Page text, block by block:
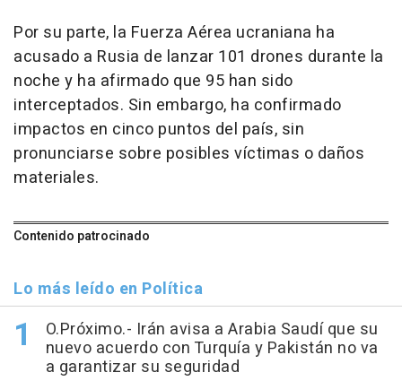
Por su parte, la Fuerza Aérea ucraniana ha
acusado a Rusia de lanzar 101 drones durante la
noche y ha afirmado que 95 han sido
interceptados. Sin embargo, ha confirmado
impactos en cinco puntos del país, sin
pronunciarse sobre posibles víctimas o daños
materiales.
Contenido patrocinado
Lo más leído en Política
O.Próximo.- Irán avisa a Arabia Saudí que su
nuevo acuerdo con Turquía y Pakistán no va
a garantizar su seguridad